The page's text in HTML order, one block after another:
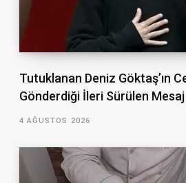
Tutuklanan Deniz Göktaş’ın
Gönderdiği İleri Sürülen Mesaj
4 AĞUSTOS 2026